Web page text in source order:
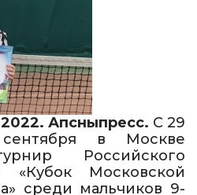
Апсныпресс. С 29
в Москве
Российского
«Кубок Московской
среди мальчиков 9-